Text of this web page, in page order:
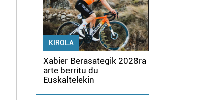
KIROLA
Xabier Berasategik 2028ra
arte berritu du
Euskaltelekin